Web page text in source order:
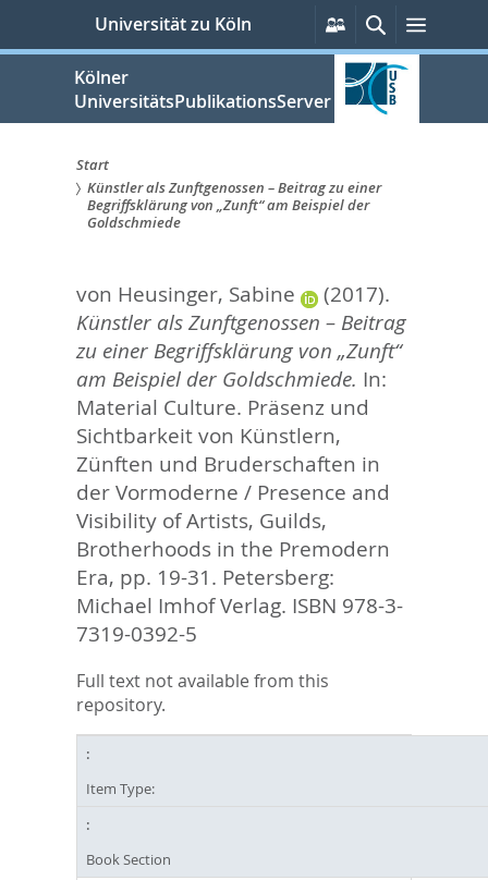
springen
Universität zu Köln
Persönliche
Services
SucheMenü
Kölner
UniversitätsPublikationsServer
Sie
hier:
Start
Künstler als Zunftgenossen – Beitrag zu einer
Begriffsklärung von „Zunft“ am Beispiel der
Goldschmiede
von Heusinger, Sabine
(2017).
Künstler als Zunftgenossen – Beitrag
zu einer Begriffsklärung von „Zunft“
am Beispiel der Goldschmiede. In:
Material Culture. Präsenz und
Sichtbarkeit von Künstlern,
Zünften und Bruderschaften in
der Vormoderne / Presence and
Visibility of Artists, Guilds,
Brotherhoods in the Premodern
Era, pp. 19-31. Petersberg:
Michael Imhof Verlag. ISBN 978-3-
7319-0392-5
Full text not available from this
repository.
Item Type:
Book Section